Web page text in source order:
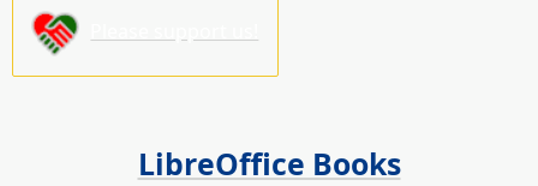
LibreOffice Books